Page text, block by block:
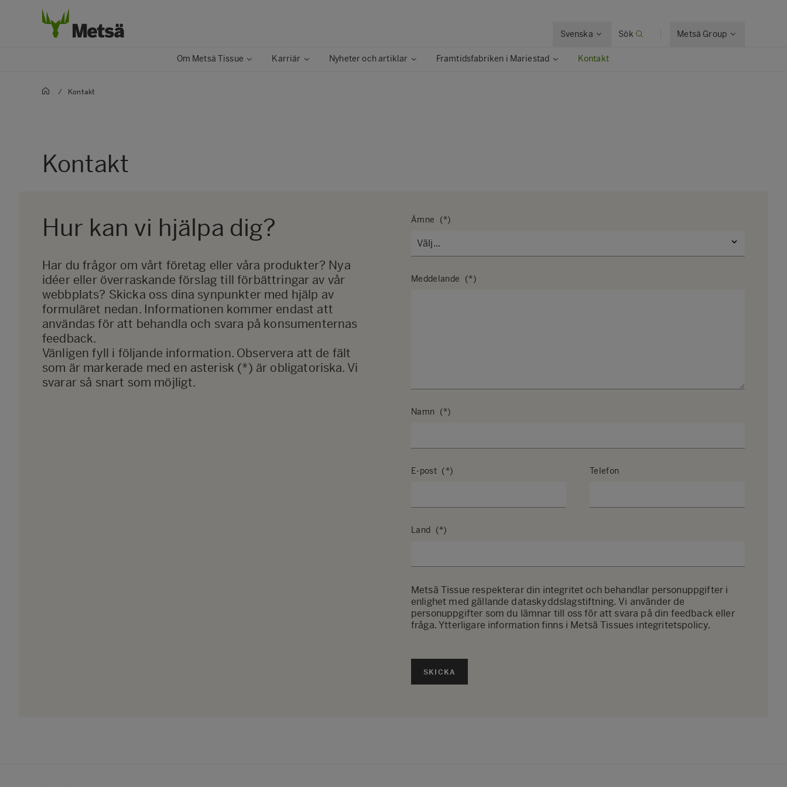
Svenska Sök Metsä Group
Om Metsä Tissue Karriär Nyheter och artiklar Framtidsfabriken i Mariestad Kontakt
/ Kontakt
Kontakt
Hur kan vi hjälpa dig?
Har du frågor om vårt företag eller våra produkter? Nya
idéer eller överraskande förslag till förbättringar av vår
webbplats? Skicka oss dina synpunkter med hjälp av
formuläret nedan. Informationen kommer endast att
användas för att behandla och svara på konsumenternas
feedback.
Vänligen fyll i följande information. Observera att de fält
som är markerade med en asterisk (*) är obligatoriska. Vi
svarar så snart som möjligt.
Ämne
Meddelande
Namn
E-post Telefon
Land
Metsä Tissue respekterar din integritet och behandlar personuppgifter i
enlighet med gällande dataskyddslagstiftning. Vi använder de
personuppgifter som du lämnar till oss för att svara på din feedback eller
fråga. Ytterligare information finns i Metsä Tissues integritetspolicy.
SKICKA